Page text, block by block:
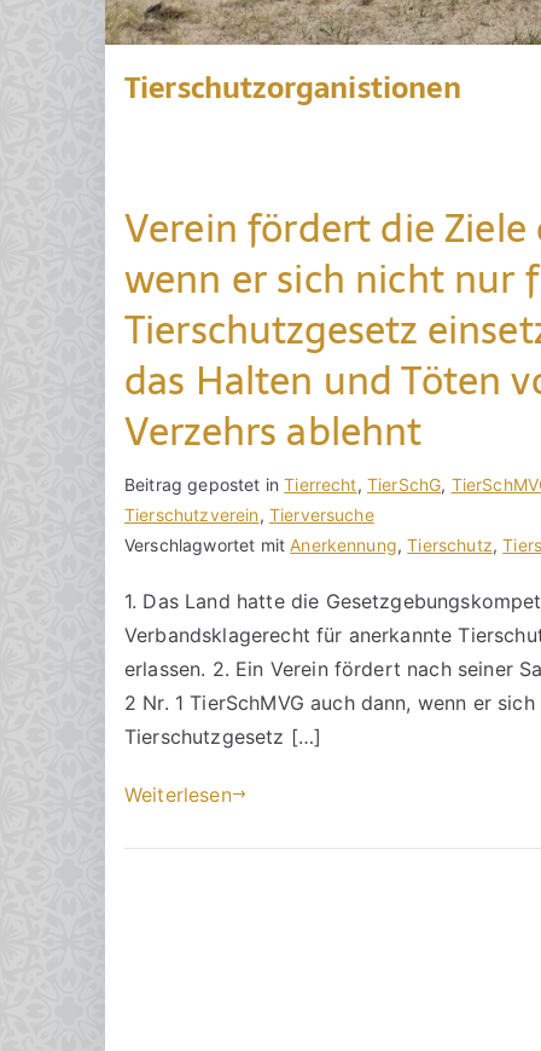
Tierschutzorganistionen
Verein fördert die Ziele
wenn er sich nicht nur
Tierschutzgesetz
das Halten und Töten
Verzehrs ablehnt
V
o
n
o
r
a
k
R
c
t
B
e
i
r
a
g
v
e
ö
f
Beitrag gepostet inTierrecht, TierSchG,
Tierschutzverein, Tierversuche
Verschlagwortet mit Anerkennung,Tierschutz,
K
e
i
e
K
o
m
m
n
a
1. Das Land hatte die
Verbandsklagerecht für anerkannte
erlassen. 2. Ein Verein fördert nach seiner
2 Nr. 1 TierSchMVG auch dann, wenn er
Tierschutzgesetz […]
Weiterlesen